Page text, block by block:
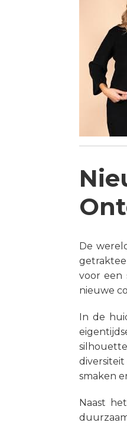
De
voor een
nieuwe
In de
smaken
Naast